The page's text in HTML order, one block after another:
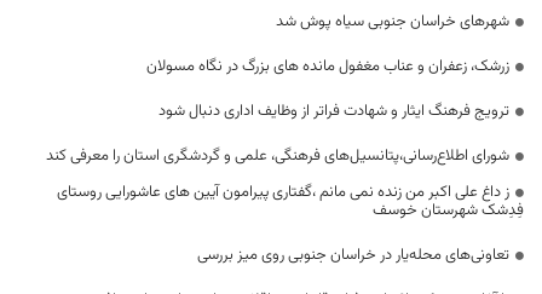
شهرهای خراسان جنوبی سیاه پوش شد
زرشک، زعفران و عناب مغفول مانده های بزرگ در نگاه مسولان
ترویج فرهنگ ایثار و شهادت فراتر از وظایف اداری دنبال شود
شورای اطلاع‌رسانی،پتانسیل‌های فرهنگی، علمی و گردشگری استان را معرفی کند
ز داغ علی اکبر من زنده نمی مانم ،گفتاری پیرامون آیین های عاشورایی روستای
فِدِشک شهرستان خوسف
تعاونی‌های محله‌یار در خراسان جنوبی روی میز بررسی